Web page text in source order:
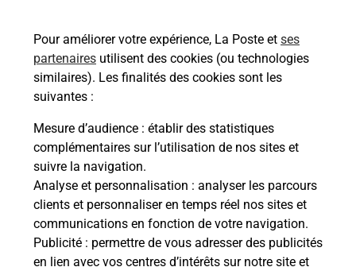
Pour améliorer votre expérience, La Poste et ses
partenaires utilisent des cookies (ou technologies
similaires). Les finalités des cookies sont les
suivantes :
Mesure d’audience : établir des statistiques
complémentaires sur l’utilisation de nos sites et
suivre la navigation.
Analyse et personnalisation : analyser les parcours
clients et personnaliser en temps réel nos sites et
communications en fonction de votre navigation.
Publicité : permettre de vous adresser des publicités
en lien avec vos centres d’intérêts sur notre site et
Malin !
La Poste
en ligne
Ouvert 24h/24
En savoir plus